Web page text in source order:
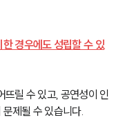
경우에도 성립할 수 있
릴 수 있고, 공연성이 인
제될 수 있습니다.